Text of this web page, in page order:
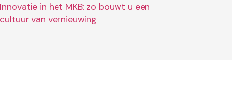
Innovatie in het MKB: zo bouwt u een
cultuur van vernieuwing